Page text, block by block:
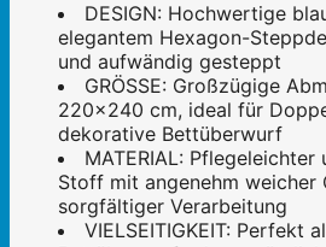
DESIGN: Hochwertige
elegantem Hexagon-
und aufwändig gesteppt
GRÖSSE: Großzügige
220x240 cm, ideal für
dekorative Bettüberwurf
MATERIAL:
Stoff mit angenehm weicher
sorgfältiger Verarbeitung
VIELSEITIGKEIT: Perfekt